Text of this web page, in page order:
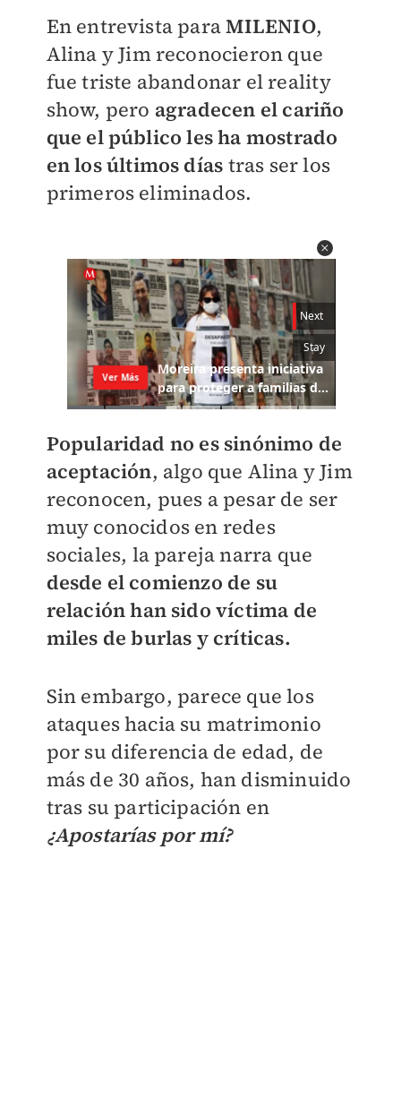
En entrevista paraMILENIO,
Alina y Jim reconocieron que
fue triste abandonar el reality
show, pero agradecen el cariño
que el público les ha mostrado
en los últimos días tras ser los
primeros eliminados.
Popularidad no es sinónimo de
aceptación, algo que Alina y Jim
reconocen, pues a pesar de ser
muy conocidos en redes
sociales, la pareja narra que
desde el comienzo de su
relación han sido víctima de
miles de burlas y críticas.
Sin embargo, parece que los
ataques hacia su matrimonio
por su diferencia de edad, de
más de 30 años, han disminuido
tras su participación en
¿Apostarías por mí?